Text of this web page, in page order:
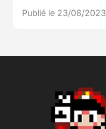
Publié le 23/08/2023